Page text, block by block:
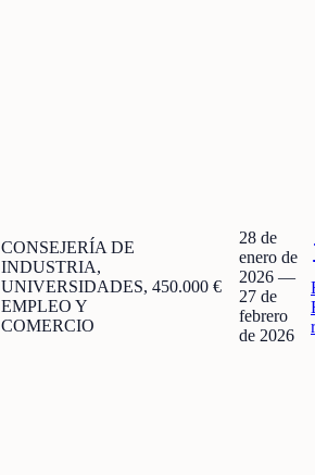
CONSEJERÍA DE
INDUSTRIA,
UNIVERSIDADES,
EMPLEO Y
COMERCIO
450.000 €
28 de
enero de
2026 —
27 de
febrero
de 2026